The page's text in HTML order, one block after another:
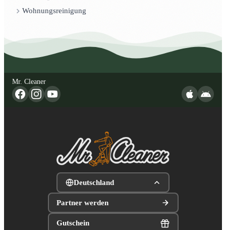
Wohnungsreinigung
Mr. Cleaner
Deutschland
Partner werden
Gutschein